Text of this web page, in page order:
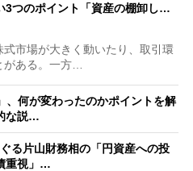
3つのポイント「資産の棚卸し…
市場が大きく動いたり、取引環
ある。一方…
、何が変わったのかポイントを解
な説…
る片山財務相の「円資産への投
重視」…